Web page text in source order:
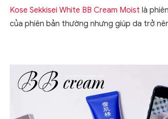
Kose Sekkisei White BB Cream Moist là
của phiên bản thường nhưng giúp da trở